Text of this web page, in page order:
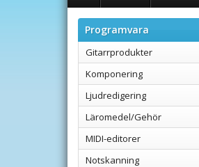
Programvara
Gitarrprodukter
Komponering
Ljudredigering
Läromedel/Gehör
MIDI-editorer
Notskanning